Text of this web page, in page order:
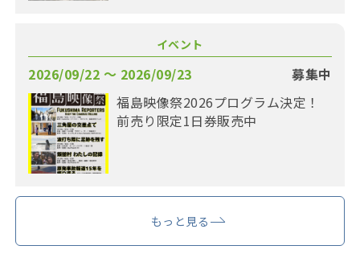
イベント
2026/09/22 〜 2026/09/23
募集中
福島映像祭2026プログラム決定！
前売り限定1日券販売中
もっと見る